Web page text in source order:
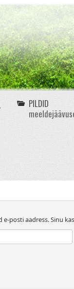
PILDID
posti aadress. Sinu